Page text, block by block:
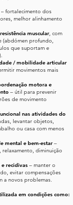
– fortalecimento dos
melhor alinhamento
muscular, com
(abdómen profundo,
que suportam e
/ mobilidade articular
movimentos mais
motora e
– útil para prevenir
de movimento
nas atividades do
levantar objetos,
ou casa com menos
mental e bem-estar–
relaxamento, diminuição
e recidivas – manter o
evitar compensações
a novos problemas.
em condições como: